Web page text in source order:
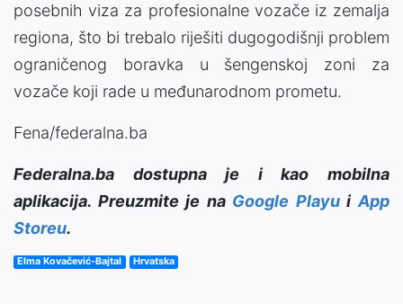
posebnih viza za profesionalne vozače iz zemalja
regiona, što bi trebalo riješiti dugogodišnji problem
ograničenog boravka u šengenskoj zoni za
vozače koji rade u međunarodnom prometu.
Fena/federalna.ba
Federalna.ba dostupna je i kao mobilna
aplikacija. Preuzmite je na Google PlayuiApp
Storeu.
Elma Kovačević-Bajtal Hrvatska